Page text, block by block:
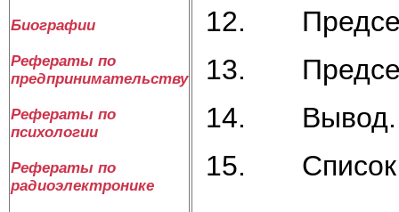
Биографии
Рефераты по
предпринимательству
Рефераты по
психологии
Рефераты по
радиоэлектронике
12.
13.
14. Вывод.
15. Список